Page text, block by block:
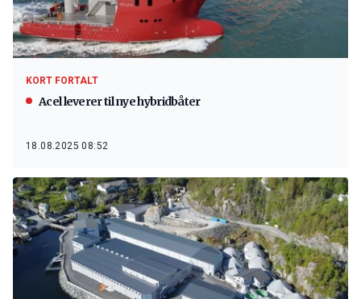
KORT FORTALT
Acel leverer til nye hybridbåter
18.08.2025 08:52